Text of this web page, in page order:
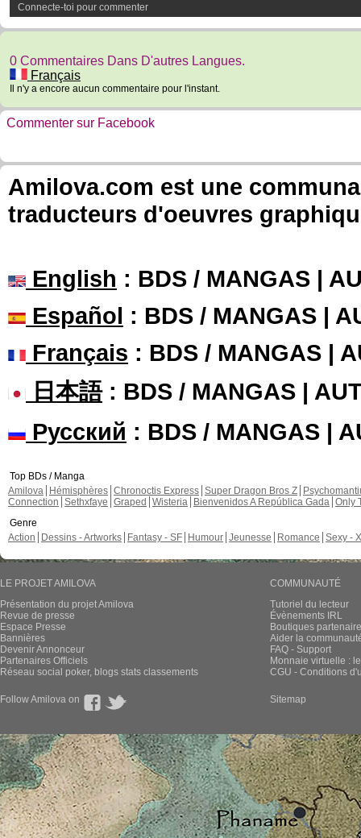
Connecte-toi pour commenter
0 Commentaires Dans D'autres Langues.
Français
Il n'y a encore aucun commentaire pour l'instant.
Commenter sur Facebook
Amilova.com est une
traducteurs d'oeuvres
English : BDS / MANGAS |
Español : BDS / MANGAS |
Français : BDS / MANGAS |
日本語: BDS / MANGAS |
Русский : BDS / MANGAS |
Top BDs / Manga
Amilova
Hémisphères Chronoctis Express Super Dragon Bros Z
Connection Sethxfaye Graped Wisteria Bienvenidos A República Gada Only
Genre
Action
Dessins - Artworks Fantasy - SF Humour Jeunesse Romance Sexy -
LE PROJET AMILOVA
Présentation du projet Amilova
Revue de presse
Espace Presse
Bannières
Devenir Annonceur
Partenaires Officiels
Réseau social poker, blogs stats classements
COMMUNAUTÉ
Tutoriel du lecteur
Évènements IRL
Boutiques
Aider la
FAQ - Support
Monnaie virtuelle :
CGU - Conditions
Follow Amilova on Sitemap